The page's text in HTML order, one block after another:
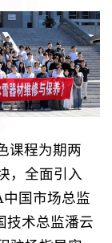
课程为期两
，全面引入
国市场总监
技术总监潘云